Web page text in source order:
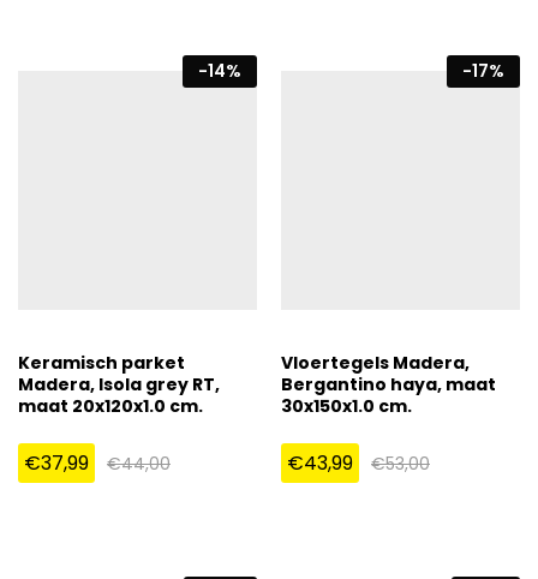
-14%
Keramisch parket
Madera, Isola grey RT,
maat 20x120x1.0 cm.
€37,99 €44,00
-17%
Vloertegels Madera,
Bergantino haya, maat
30x150x1.0 cm.
€43,99 €53,00